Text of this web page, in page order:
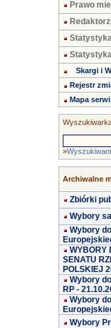
Prawo
Skargi i
Rejestr
Mapa
»
Archiwalne
Zbiórki
Wybory
Wybory
WYBORY
SENATU
POLSKIEJ
Wybory
RP -
Wybory
Wybory